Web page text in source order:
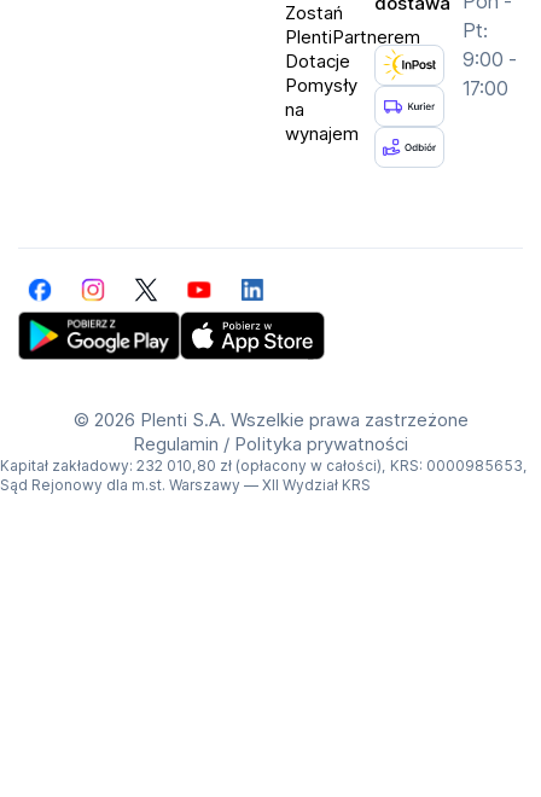
Zostań
PlentiPartnerem
Dotacje
Pomysły
na
wynajem
Pt:
9:00 -
17:00
FacebookInstagramTwitterYouTubeLinkedIn
© 2026 Plenti S.A. Wszelkie prawa zastrzeżone
Regulamin / Polityka prywatności
Kapitał zakładowy: 232 010,80 zł (opłacony w całości), KRS: 0000985653,
Sąd Rejonowy dla m.st. Warszawy — XII Wydział KRS